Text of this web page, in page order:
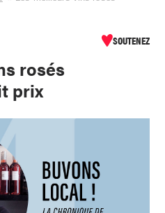
SOUTENEZ
rosés
prix